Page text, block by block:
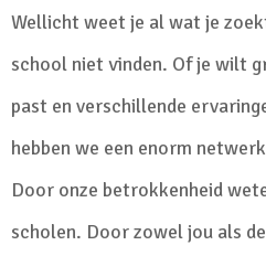
Wellicht weet je al wat je
school niet vinden. Of je wilt
past en verschillende
hebben we een enorm
Door onze betrokkenheid
scholen. Door zowel jou als